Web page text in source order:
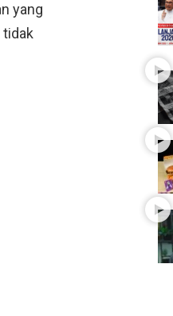
yang
tidak